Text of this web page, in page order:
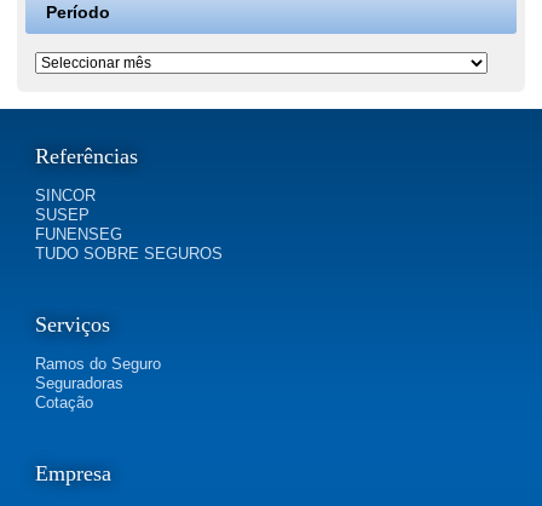
Período
Período
Referências
SINCOR
SUSEP
FUNENSEG
TUDO SOBRE SEGUROS
Serviços
Ramos do Seguro
Seguradoras
Cotação
Empresa